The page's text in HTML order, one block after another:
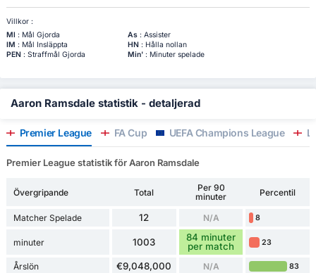
Villkor :
Ml : Mål Gjorda As: Assister
IM : Mål Insläppta HN: Hålla nollan
PEN: Straffmål Gjorda Min': Minuter spelade
Aaron Ramsdale statistik - detaljerad
Premier League FA Cup UEFA Champions League
Premier League statistik för Aaron Ramsdale
Övergripande Total
Per 90
minuter
Percentil
Matcher Spelade 12 N/A 8
minuter 1003
84 minuter
per match
23
Årslön €9,048,000 N/A 83